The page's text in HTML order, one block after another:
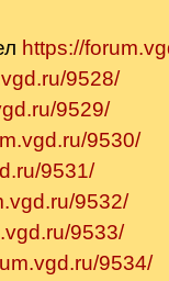
https://
9528/
9529/
9530/
9531/
9532/
9533/
9534/